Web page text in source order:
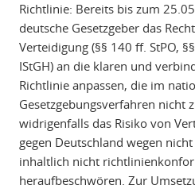
Richtlinie: Bereits bis zum
deutsche Gesetzgeber das
Verteidigung (§§ 140 ff. StPO,
IStGH) an die klaren und
Richtlinie anpassen, die im
Gesetzgebungsverfahren nicht
widrigenfalls das Risiko von
gegen Deutschland wegen
inhaltlich nicht
heraufbeschwören. Zur